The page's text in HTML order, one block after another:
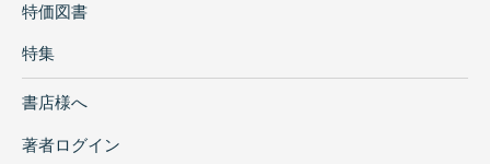
特価図書
特集
書店様へ
著者ログイン